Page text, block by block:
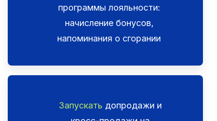
программы лояльности:
начисление бонусов,
напоминания о сгорании
Запускать допродажи и